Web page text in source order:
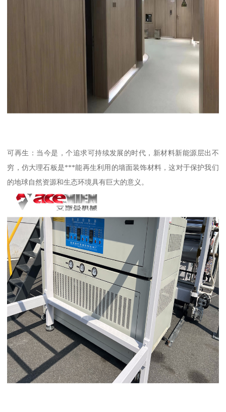
可再生：当今是，个追求可持续发展的时代，新材料新能源层出不
穷，仿大理石板是***能再生利用的墙面装饰材料，这对于保护我们
的地球自然资源和生态环境具有巨大的意义。